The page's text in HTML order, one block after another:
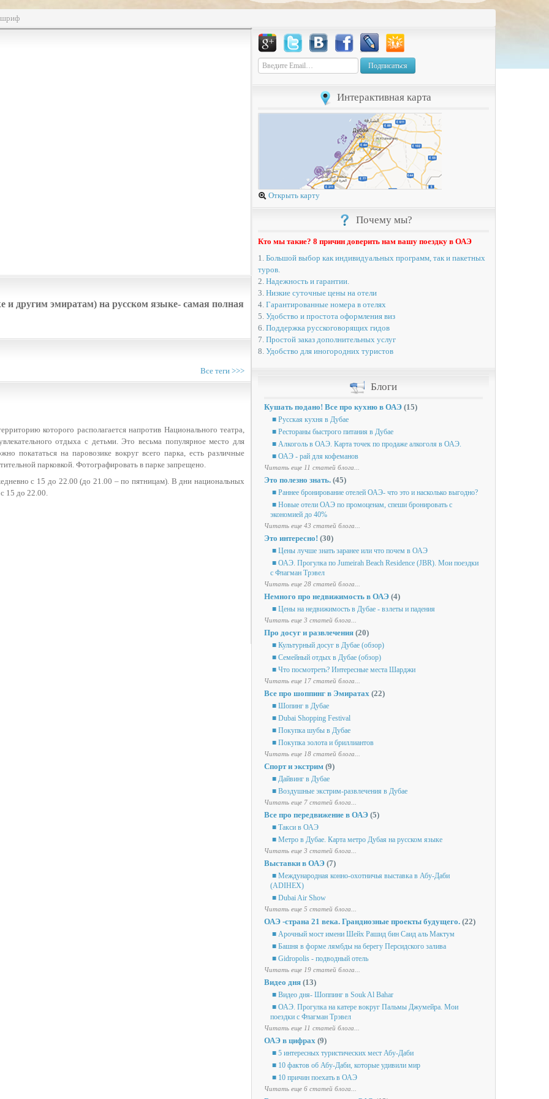
другим эмиратам) на русском языке- самая полная
Все теги >>>
которого располагается напротив Национального театра,
отдыха с детьми. Это весьма популярное место для
покататься на паровозике вокруг всего парка, есть различные
парковкой. Фотографировать в парке запрещено.
с 15 до 22.00 (до 21.00 – по пятницам). В дни национальных
15 до 22.00.
Подписаться
Интерактивная карта
Открыть карту
Почему мы?
Кто мы такие? 8 причин доверить нам вашу поездку в ОАЭ
1. Большой выбор как индивидуальных программ, так и пакетных
туров.
2. Надежность и гарантии.
3. Низкие суточные цены на отели
4. Гарантированные номера в отелях
5. Удобство и простота оформления виз
6. Поддержка русскоговорящих гидов
7. Простой заказ дополнительных услуг
8. Удобство для иногородних туристов
Блоги
Кушать подано! Все про кухню в ОАЭ (15)
■ Русская кухня в Дубае
■ Рестораны быстрого питания в Дубае
■ Алкоголь в ОАЭ. Карта точек по продаже алкоголя в ОАЭ.
■ ОАЭ - рай для кофеманов
Читать еще 11 статей блога...
Это полезно знать. (45)
■ Раннее бронирование отелей ОАЭ- что это и насколько выгодно?
■ Новые отели ОАЭ по промоценам, спеши бронировать с
экономией до 40%
Читать еще 43 статей блога...
Это интересно! (30)
■ Цены лучше знать заранее или что почем в ОАЭ
■ ОАЭ. Прогулка по Jumeirah Beach Residence (JBR). Мои поездки
с Флагман Трэвел
Читать еще 28 статей блога...
Немного про недвижимость в ОАЭ (4)
■ Цены на недвижимость в Дубае - взлеты и падения
Читать еще 3 статей блога...
Про досуг и развлечения (20)
■ Культурный досуг в Дубае (обзор)
■ Семейный отдых в Дубае (обзор)
■ Что посмотреть? Интересные места Шарджи
Читать еще 17 статей блога...
Все про шоппинг в Эмиратах (22)
■ Шопинг в Дубае
■ Dubai Shopping Festival
■ Покупка шубы в Дубае
■ Покупка золота и бриллиантов
Читать еще 18 статей блога...
Спорт и экстрим (9)
■ Дайвинг в Дубае
■ Воздушные экстрим-развлечения в Дубае
Читать еще 7 статей блога...
Все про передвижение в ОАЭ (5)
■ Такси в ОАЭ
■ Метро в Дубае. Карта метро Дубая на русском языке
Читать еще 3 статей блога...
Выставки в ОАЭ (7)
■ Международная конно-охотничья выставка в Абу-Даби
(ADIHEX)
■ Dubai Air Show
Читать еще 5 статей блога...
ОАЭ -страна 21 века. Грандиозные проекты будущего. (22)
■ Арочный мост имени Шейх Рашид бин Саид аль Мактум
■ Башня в форме лямбды на берегу Персидского залива
■ Gidropolis - подводный отель
Читать еще 19 статей блога...
Видео дня (13)
■ Видео дня- Шоппинг в Souk Al Bahar
■ ОАЭ. Прогулка на катере вокруг Пальмы Джумейра. Мои
поездки с Флагман Трэвел
Читать еще 11 статей блога...
ОАЭ в цифрах (9)
■ 5 интересных туристических мест Абу-Даби
■ 10 фактов об Абу-Даби, которые удивили мир
■ 10 причин поехать в ОАЭ
Читать еще 6 статей блога...